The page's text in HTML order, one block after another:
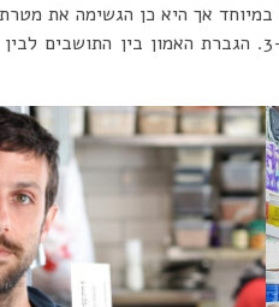
ומקומית; 2. עידוד רכש מקומי-קהילתי; ו-3.